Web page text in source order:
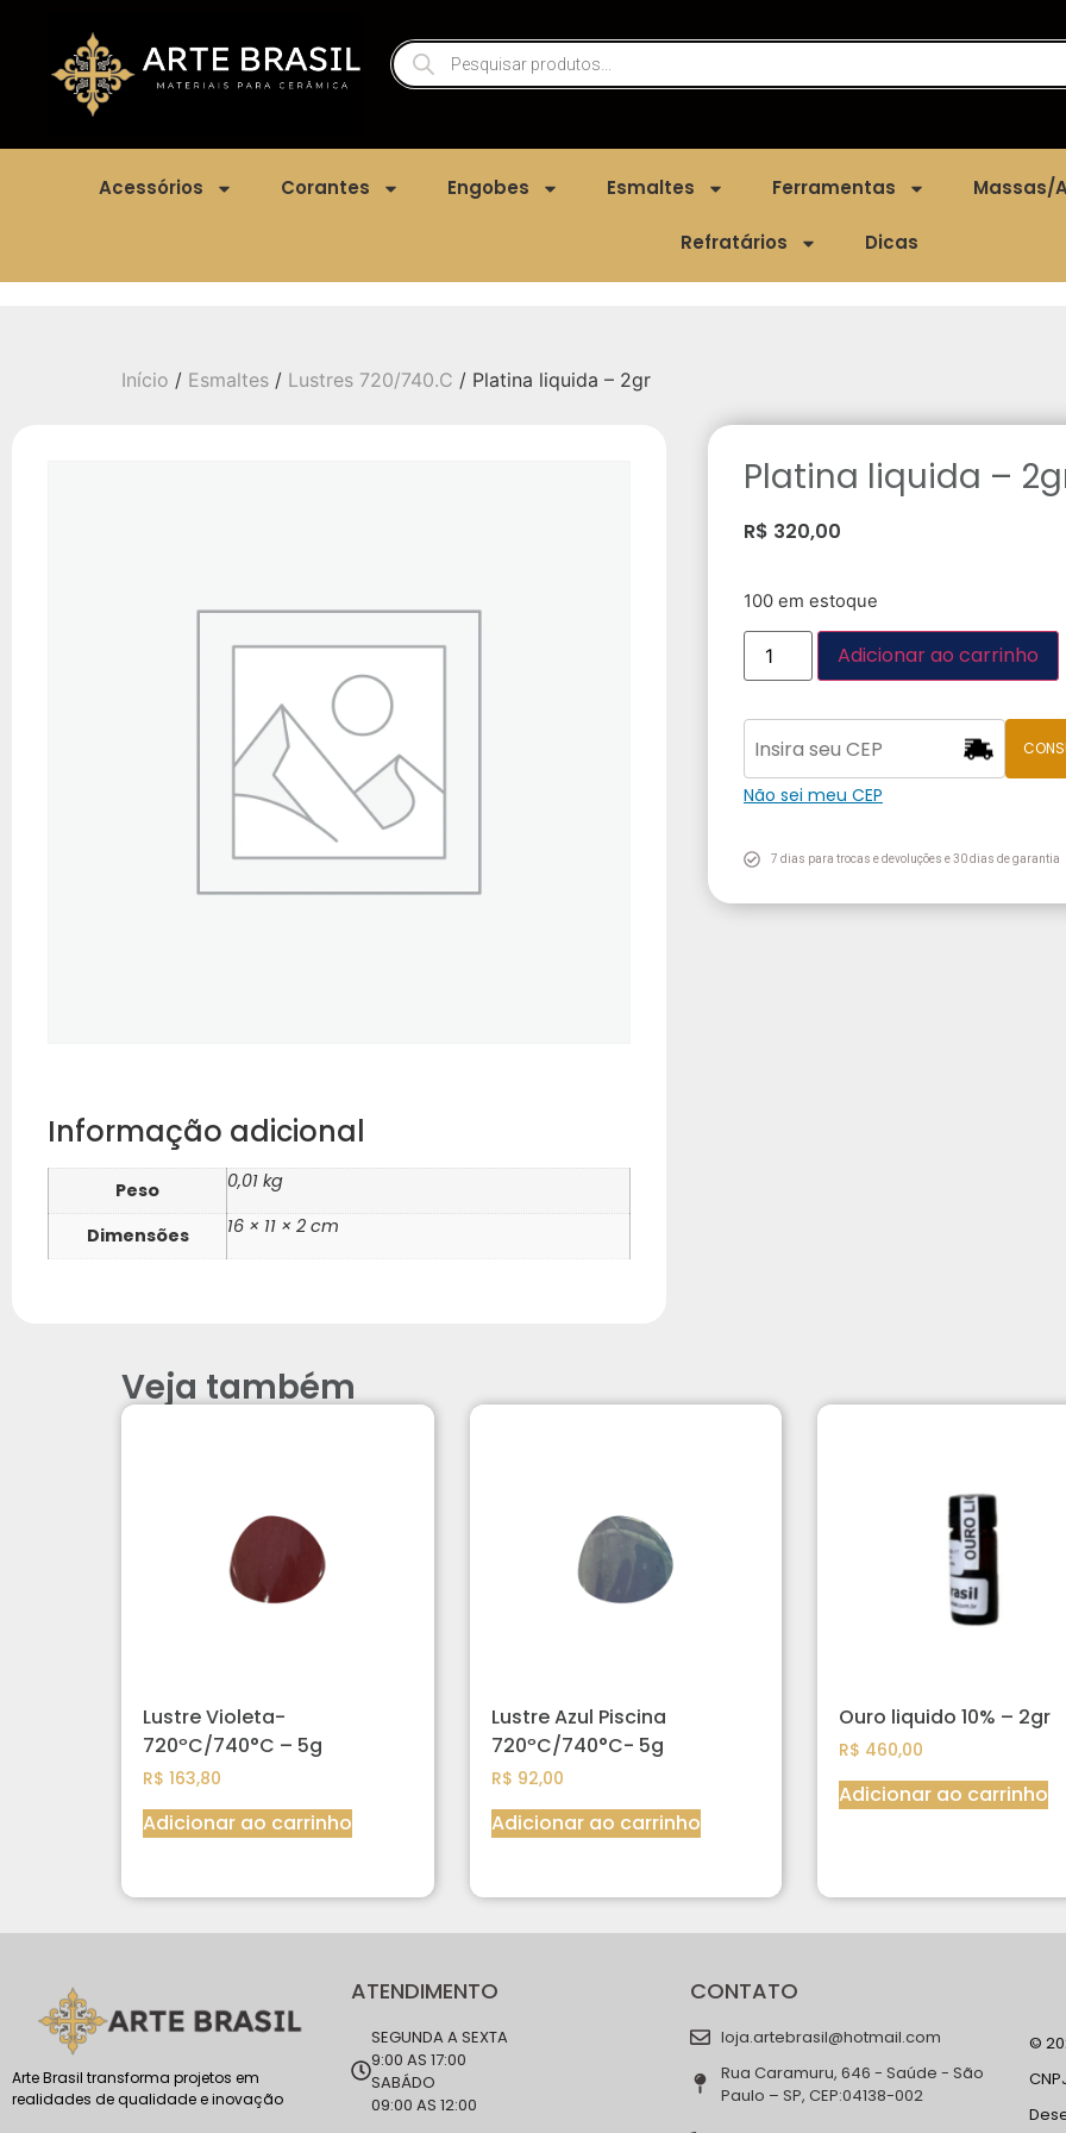
Acessórios Corantes Engobes Esmaltes Ferramentas Massas/
Refratários Dicas
Início / Esmaltes / Lustres 720/740.C / Platina liquida – 2gr
Informação adicional
Peso 0,01 kg
Dimensões 16 × 11 × 2 cm
Platina liquida –
R$ 320,00
100 em estoque
Adicionar ao carrinho
Não sei meu CEP
7 dias para trocas e devoluções e 30 dias de garantia
Veja também
Lustre Violeta-
720ºC/740°C – 5g
R$ 163,80
Adicionar ao carrinho
Lustre Azul Piscina
720ºC/740°C- 5g
R$ 92,00
Adicionar ao carrinho
Ouro liquido 10% – 2gr
R$ 460,00
Adicionar ao carrinho
Arte Brasil transforma projetos em
realidades de qualidade e inovação
ATENDIMENTO
SEGUNDA A SEXTA
9:00 AS 17:00
SABÁDO
09:00 AS 12:00
CONTATO
loja.artebrasil@hotmail.com
Rua Caramuru, 646 - Saúde - São
Paulo – SP, CEP:04138-002
©